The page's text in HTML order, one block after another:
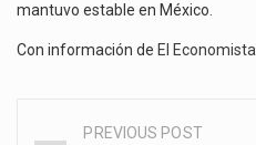
mantuvo estable en México.
Con información de El Economista
PREVIOUS POST